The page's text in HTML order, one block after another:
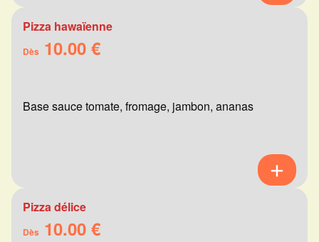
Pizza hawaïenne
Dès 10.00 €
Base sauce tomate, fromage, jambon, ananas
Pizza délice
Dès 10.00 €